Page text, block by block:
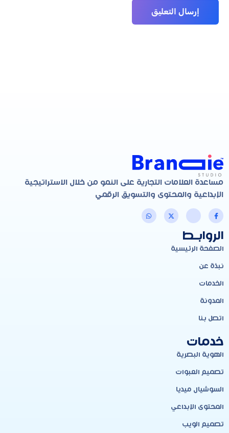
مساعدة العلامات التجارية على النمو من خلال الاستراتيجية
الإبداعية والمحتوى والتسويق الرقمي
الروابـط
الصفحة الرئيسية
نبذة عن
الخدمات
المدونة
اتصل بنا
خدمات
الهوية البصرية
تصميم العبوات
السوشيال ميديا
المحتوى الإبداعي
تصميم الويب